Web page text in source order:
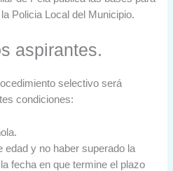
Policia Local del Municipio.
aspirantes.
selectivo será
condiciones:
edad y no haber superado la
fecha en que termine el plazo